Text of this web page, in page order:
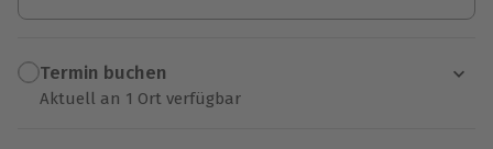
1 Gutschein
Termin buchen
Aktuell an 1 Ort verfügbar